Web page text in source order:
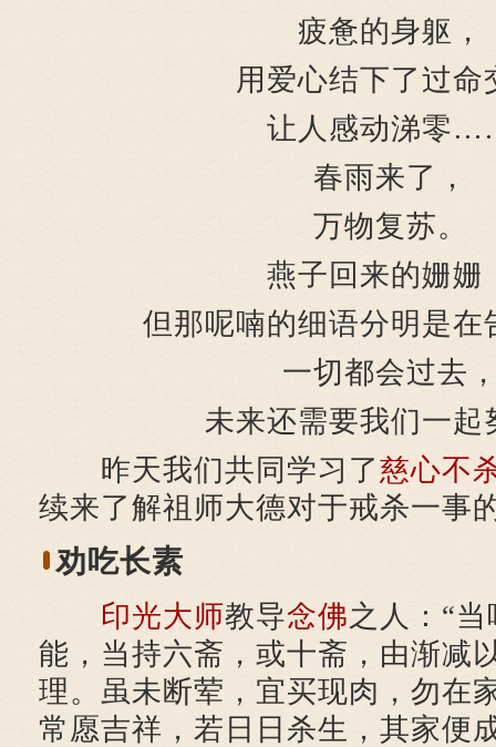
疲惫的身躯，
用爱心结下了过命
让人感动涕零
春雨来了，
万物复苏。
燕子回来的姗姗
但那呢喃的细语分明是在
一切都会过去
未来还需要我们一起
昨天我们共同学习了慈心不
续来了解祖师大德对于戒杀一事
劝吃长素
印光大师教导念佛之人：“
能，当持六斋，或十斋，由渐减
理。虽未断荤，宜买现肉，勿在
常愿吉祥，若日日杀生，其家便